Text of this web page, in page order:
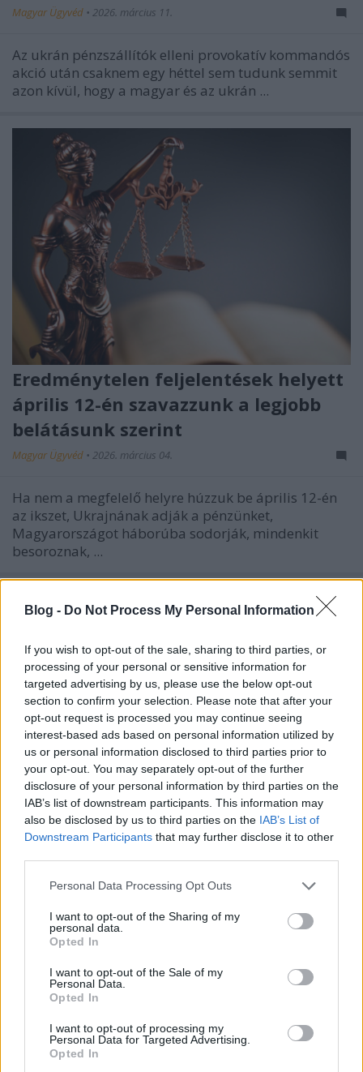
Blog - Do Not Process My Personal Information
If you wish to opt-out of the sale, sharing to third parties, or
processing of your personal or sensitive information for
targeted advertising by us, please use the below opt-out
section to confirm your selection. Please note that after your
opt-out request is processed you may continue seeing
interest-based ads based on personal information utilized by
us or personal information disclosed to third parties prior to
your opt-out. You may separately opt-out of the further
disclosure of your personal information by third parties on the
IAB’s list of downstream participants. This information may
also be disclosed by us to third parties on the IAB’s List of
Downstream Participants that may further disclose it to other
Please note that this website/app uses one or more Google
not limited to your visit or usage behaviour. You may click to
grant or deny consent to Google and its third-party tags to
use your data for below specified purposes in below Google
consent section.
Personal Data Processing Opt Outs
I want to opt-out of the Sharing of my
personal data.
Opted In
I want to opt-out of the Sale of my
Personal Data.
Opted In
I want to opt-out of processing my
Personal Data for Targeted Advertising.
Opted In
Magyar Ügyvéd • 2026. március 11.
Az ukrán pénzszállítók elleni provokatív kommandós
akció után csaknem egy héttel sem tudunk semmit
azon kívül, hogy a magyar és az ukrán ...
Eredménytelen feljelentések helyett
április 12-én szavazzunk a legjobb
belátásunk szerint
Magyar Ügyvéd • 2026. március 04.
Ha nem a megfelelő helyre húzzuk be április 12-én
az ikszet, Ukrajnának adják a pénzünket,
Magyarországot háborúba sodorják, mindenkit
besoroznak, ...
Mi lesz veled, Klubrádió? Évekig
tarthat, mire kiderül, visszakapja-e a
frekvenciahasználati jogát, és
milyen kártérítésre számíthat
Magyar Ügyvéd •2026. február 19.
A Fidesznek semmi nem drága, ha a hatalom
megőrzéséről van szó. A Klubrádió pedig zavaró